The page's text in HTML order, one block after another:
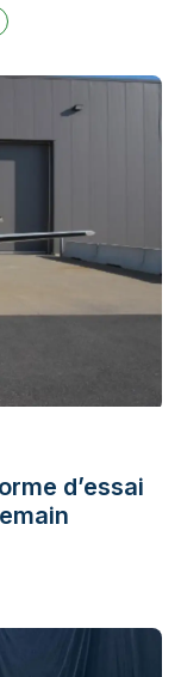
d’essai